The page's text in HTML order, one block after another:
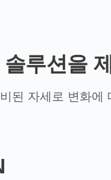
루션을
된 자세로 변화에